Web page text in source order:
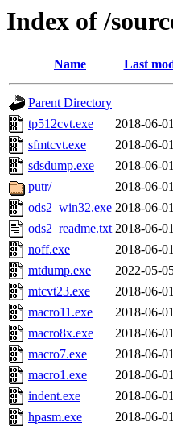
Index of /
Name Last
Parent Directory
tp512cvt.exe
2018-06-
sfmtcvt.exe
2018-06-
sdsdump.exe
2018-06-
putr/
2018-06-
ods2_win32.exe 2018-06-
ods2_readme.txt 2018-06-
noff.exe
2018-06-
mtdump.exe
2022-05-
mtcvt23.exe
2018-06-
macro11.exe
2018-06-
macro8x.exe
2018-06-
macro7.exe
2018-06-
macro1.exe
2018-06-
indent.exe
2018-06-
hpasm.exe
2018-06-